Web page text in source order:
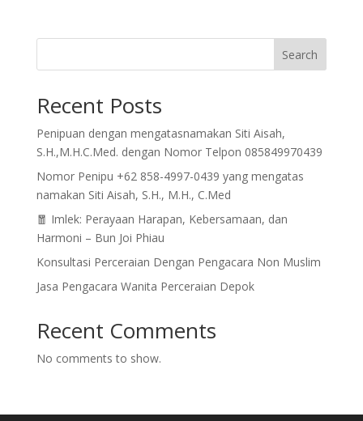
Search
Recent Posts
Penipuan dengan mengatasnamakan Siti Aisah,
S.H.,M.H.C.Med. dengan Nomor Telpon 085849970439
Nomor Penipu +62 858-4997-0439 yang mengatas
namakan Siti Aisah, S.H., M.H., C.Med
🧧 Imlek: Perayaan Harapan, Kebersamaan, dan
Harmoni – Bun Joi Phiau
Konsultasi Perceraian Dengan Pengacara Non Muslim
Jasa Pengacara Wanita Perceraian Depok
Recent Comments
No comments to show.